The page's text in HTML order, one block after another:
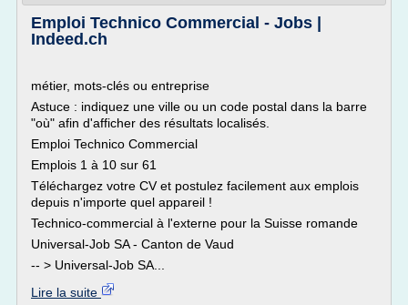
Emploi Technico Commercial - Jobs |
Indeed.ch
métier, mots-clés ou entreprise
Astuce : indiquez une ville ou un code postal dans la barre
"où" afin d'afficher des résultats localisés.
Emploi Technico Commercial
Emplois 1 à 10 sur 61
Téléchargez votre CV et postulez facilement aux emplois
depuis n'importe quel appareil !
Technico-commercial à l'externe pour la Suisse romande
Universal-Job SA - Canton de Vaud
-- > Universal-Job SA...
Lire la suite